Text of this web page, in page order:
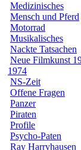
Medizinisches
Mensch und Pferd
Motorrad
Musikalisches
Nackte Tatsachen
Neue Filmkunst
1974
NS-Zeit
Offene Fragen
Panzer
Piraten
Profile
Psycho-Paten
Ray Harryhausen